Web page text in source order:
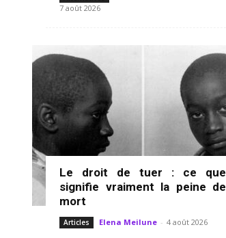
7 août 2026
Le droit de tuer : ce que
signifie vraiment la peine de
mort
Articles Elena Meilune - 4 août 2026